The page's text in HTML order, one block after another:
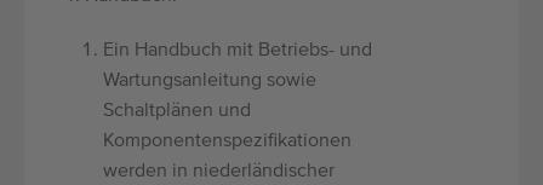
Ein Handbuch mit Betriebs- und
Wartungsanleitung sowie
Schaltplänen und
Komponentenspezifikationen
werden in niederländischer